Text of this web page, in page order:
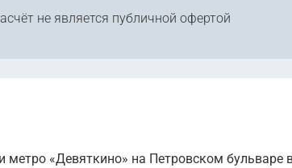
не является публичной офертой
«Девяткино» на Петровском бульваре